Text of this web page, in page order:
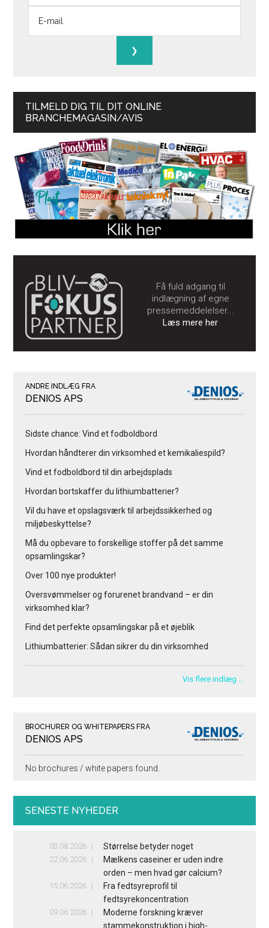
TILMELD DIG TIL DIT ONLINE
BRANCHEMAGASIN/AVIS
Få fuld adgang til
indlægning af egne
pressemeddelelser...
Læs mere her
ANDRE INDLÆG FRA
DENIOS APS
Sidste chance: Vind et fodboldbord
Hvordan håndterer din virksomhed et kemikaliespild?
Vind et fodboldbord til din arbejdsplads
Hvordan bortskaffer du lithiumbatterier?
Vil du have et opslagsværk til arbejdssikkerhed og
miljøbeskyttelse?
Må du opbevare to forskellige stoffer på det samme
opsamlingskar?
Over 100 nye produkter!
Oversvømmelser og forurenet brandvand – er din
virksomhed klar?
Find det perfekte opsamlingskar på et øjeblik
Lithiumbatterier: Sådan sikrer du din virksomhed
Vis flere indlæg …
BROCHURER OG WHITEPAPERS FRA
DENIOS APS
No brochures / white papers found.
SENESTE NYHEDER
03.08.2026 Størrelse betyder noget
22.06.2026
Mælkens caseiner er uden indre
orden – men hvad gør calcium?
15.06.2026
Fra fedtsyreprofil til
fedtsyrekoncentration
09.06.2026
Moderne forskning kræver
stammekonstruktion i high-